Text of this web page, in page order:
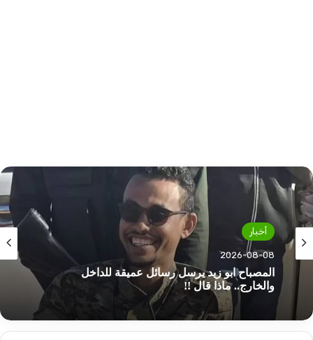
أخبار
2026-08-08
أخبار
2026-08-08
ناد مصري يكسب خدمات نجم منتخب السودان